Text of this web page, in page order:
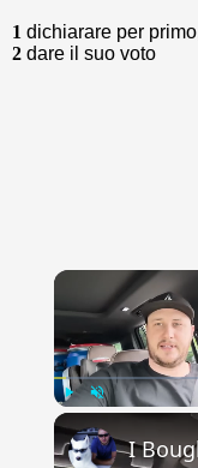
1 dichiarare per
2 dare il suo voto